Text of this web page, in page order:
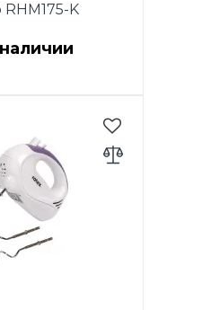
K
насадки. 2
яиц и
для теста.
насадок.
- 1 год.